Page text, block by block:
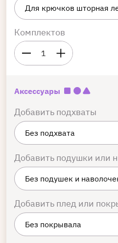
Комплектов
1
Аксессуары
Добавить подхваты
Добавить подушки или
Добавить плед или